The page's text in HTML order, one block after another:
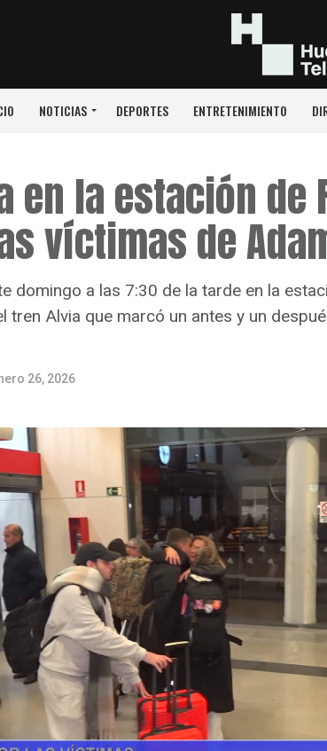
NOTICIAS DEPORTES ENTRETENIMIENTO
la estación de
víctimas de
domingo a las 7:30 de la tarde en la
tren Alvia que marcó un antes y un
26, 2026